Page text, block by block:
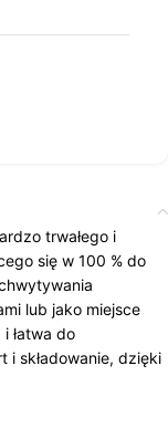
trwałego i
się w 100 % do
lub jako miejsce
łatwa do
i składowanie, dzięki